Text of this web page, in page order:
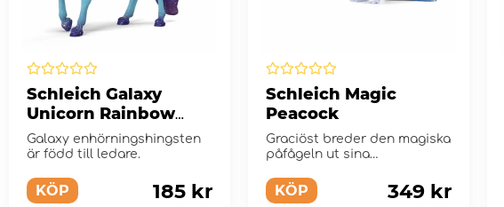
Schleich Galaxy
Unicorn Rainbow
Stallion
Galaxy enhörningshingsten
är född till ledare.
KÖP 185 kr
Schleich Magic
Peacock
Graciöst breder den magiska
påfågeln ut sina
KÖP 349 kr